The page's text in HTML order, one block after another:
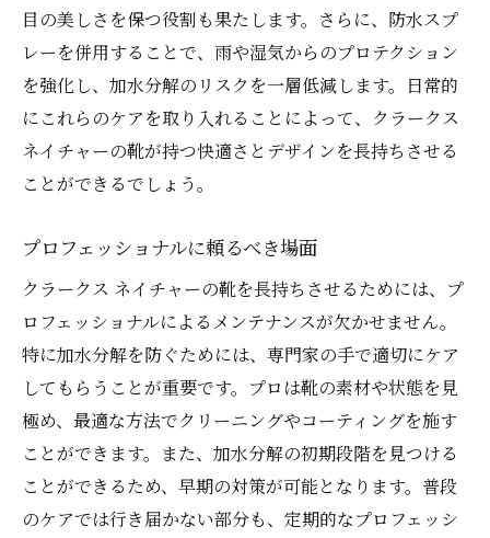
目の美しさを保つ役割も果たします。さらに、防水スプ
レーを併用することで、雨や湿気からのプロテクション
を強化し、加水分解のリスクを一層低減します。日常的
にこれらのケアを取り入れることによって、クラークス
ネイチャーの靴が持つ快適さとデザインを長持ちさせる
ことができるでしょう。
プロフェッショナルに頼るべき場面
クラークス ネイチャーの靴を長持ちさせるためには、プ
ロフェッショナルによるメンテナンスが欠かせません。
特に加水分解を防ぐためには、専門家の手で適切にケア
してもらうことが重要です。プロは靴の素材や状態を見
極め、最適な方法でクリーニングやコーティングを施す
ことができます。また、加水分解の初期段階を見つける
ことができるため、早期の対策が可能となります。普段
のケアでは行き届かない部分も、定期的なプロフェッシ